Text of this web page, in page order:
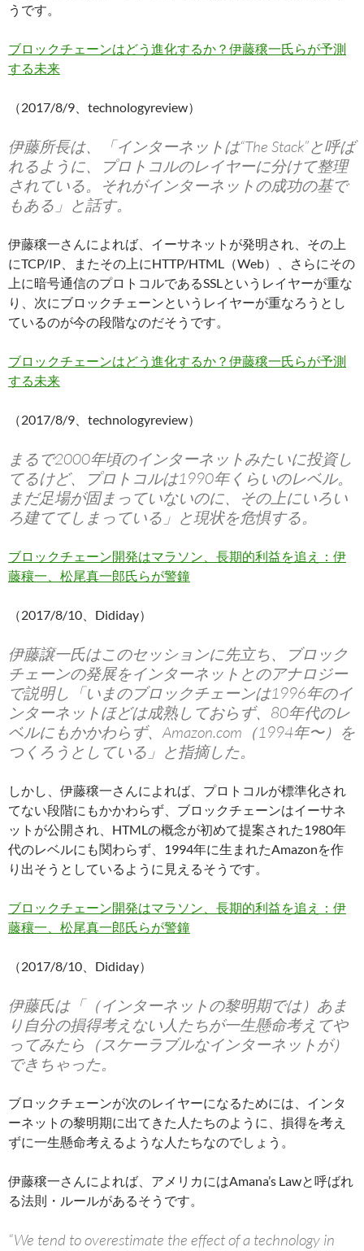
うです。
ブロックチェーンはどう進化するか？伊藤穣一氏らが予測
する未来
（2017/8/9、technologyreview）
伊藤所長は、「インターネットは“The Stack”と呼ば
れるように、プロトコルのレイヤーに分けて整理
されている。それがインターネットの成功の基で
もある」と話す。
伊藤穣一さんによれば、イーサネットが発明され、その上
にTCP/IP、またその上にHTTP/HTML（Web）、さらにその
上に暗号通信のプロトコルであるSSLというレイヤーが重な
り、次にブロックチェーンというレイヤーが重なろうとし
ているのが今の段階なのだそうです。
ブロックチェーンはどう進化するか？伊藤穣一氏らが予測
する未来
（2017/8/9、technologyreview）
まるで2000年頃のインターネットみたいに投資し
てるけど、プロトコルは1990年くらいのレベル。
まだ足場が固まっていないのに、その上にいろい
ろ建ててしまっている」と現状を危惧する。
ブロックチェーン開発はマラソン、長期的利益を追え：伊
藤穰一、松尾真一郎氏らが警鐘
（2017/8/10、Dididay）
伊藤譲一氏はこのセッションに先立ち、ブロック
チェーンの発展をインターネットとのアナロジー
で説明し「いまのブロックチェーンは1996年のイ
ンターネットほどは成熟しておらず、80年代のレ
ベルにもかかわらず、Amazon.com（1994年〜）を
つくろうとしている」と指摘した。
しかし、伊藤穣一さんによれば、プロトコルが標準化され
てない段階にもかかわらず、ブロックチェーンはイーサネ
ットが公開され、HTMLの概念が初めて提案された1980年
代のレベルにも関わらず、1994年に生まれたAmazonを作
り出そうとしているように見えるそうです。
ブロックチェーン開発はマラソン、長期的利益を追え：伊
藤穰一、松尾真一郎氏らが警鐘
（2017/8/10、Dididay）
伊藤氏は「（インターネットの黎明期では）あま
り自分の損得考えない人たちが一生懸命考えてや
ってみたら（スケーラブルなインターネットが）
できちゃった。
ブロックチェーンが次のレイヤーになるためには、インタ
ーネットの黎明期に出てきた人たちのように、損得を考え
ずに一生懸命考えるような人たちなのでしょう。
伊藤穣一さんによれば、アメリカにはAmana’s Lawと呼ばれ
る法則・ルールがあるそうです。
“We tend to overestimate the effect of a technology in